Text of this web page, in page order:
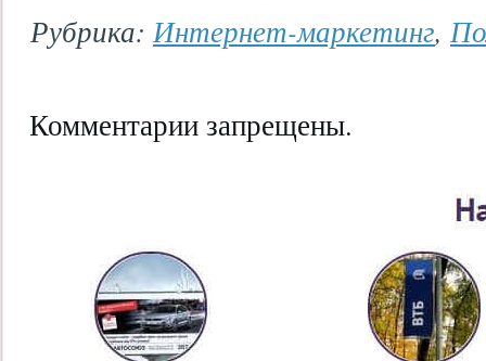
Рубрика:Интернет-маркетинг,
Комментарии запрещены.